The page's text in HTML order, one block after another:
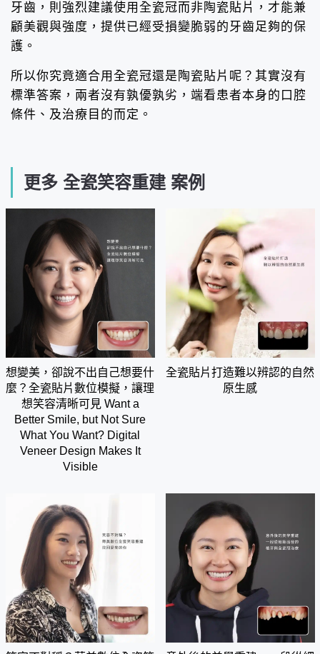
牙齒，則強烈建議使用全瓷冠而非陶瓷貼片，才能兼
顧美觀與強度，提供已經受損變脆弱的牙齒足夠的保
護。
所以你究竟適合用全瓷冠還是陶瓷貼片呢？其實沒有
標準答案，兩者沒有孰優孰劣，端看患者本身的口腔
條件、及治療目的而定。
更多 全瓷笑容重建 案例
想變美，卻說不出自己想要什
麼？全瓷貼片數位模擬，讓理
想笑容清晰可見 Want a
Better Smile, but Not Sure
What You Want? Digital
Veneer Design Makes It
Visible
全瓷貼片打造難以辨認的自然
原生感